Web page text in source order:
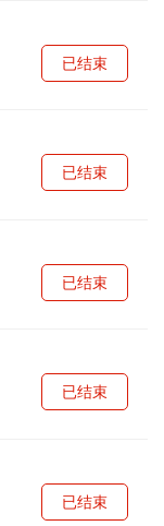
已结束
已结束
已结束
已结束
已结束